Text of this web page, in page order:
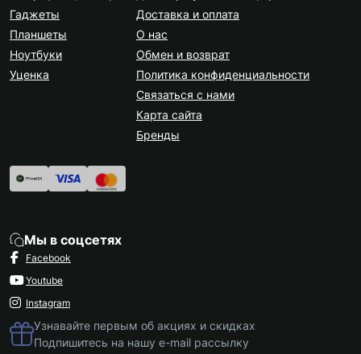
Гаджеты
Планшеты
Ноутбуки
Уценка
Доставка и оплата
О нас
Обмен и возврат
Политика конфиденциальности
Связаться с нами
Карта сайта
Бренды
Мы в соцсетях
Facebook
Youtube
Instagram
Узнавайте первым об акциях и скидках
Подпишитесь на нашу e-mail рассылку